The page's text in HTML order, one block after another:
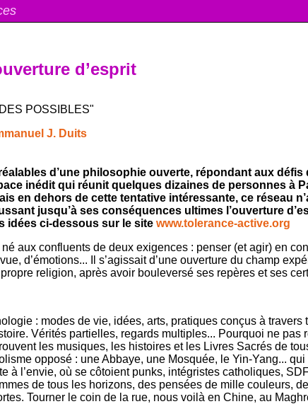
d’esprit
POSSIBLES"
J. Duits
d’une philosophie ouverte, répondant aux
inédit qui réunit quelques dizaines de personnes à
en dehors de cette tentative intéressante, ce réseau
jusqu’à ses conséquences ultimes l’ouverture
idées ci-dessous sur le site www.tolerance-active.org
aux confluents de deux exigences : penser (et agir) en
d’émotions... Il s’agissait d’une ouverture du champ
religion, après avoir bouleversé ses repères et ses
: modes de vie, idées, arts, pratiques conçus à
Vérités partielles, regards multiples... Pourquoi ne pas
les musiques, les histoires et les Livres Sacrés de
opposé : une Abbaye, une Mosquée, le Yin-Yang...
à l’envie, où se côtoient punks, intégristes catholiques,
de tous les horizons, des pensées de mille couleurs,
Tourner le coin de la rue, nous voilà en Chine, au